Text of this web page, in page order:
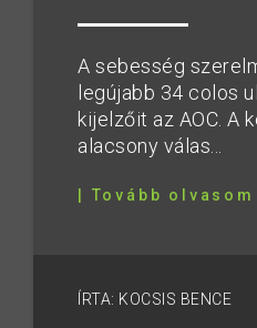
A sebesség
legújabb 34 colos
kijelzőit az AOC. A
alacsony válas...
| Tovább olvasom
ÍRTA: KOCSIS BENCE